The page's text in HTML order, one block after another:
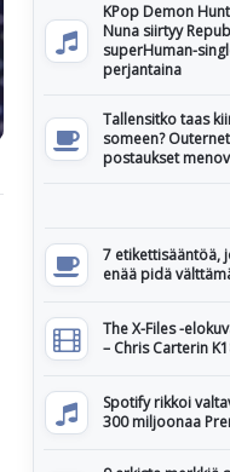
KPop Demon
Nuna siirtyy
superHuman-
perjantaina
Tallensitko taas
someen?
postaukset
7 etikettisääntöä,
enää pidä
The X-Files -
– Chris Carterin
Spotify rikkoi
300 miljoonaa